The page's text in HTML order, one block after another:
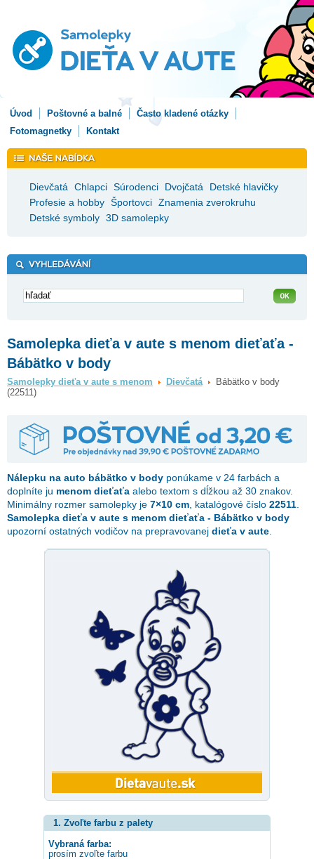
Úvod Poštovné a balné
Často kladené otázky
Fotomagnetky
Kontakt
Dievčatá Chlapci Súrodenci Dvojčatá
Detské hlavičky
Profesie a hobby Športovci Znamenia zverokruhu
Detské symboly 3D samolepky
Samolepka dieťa v aute s menom dieťaťa -
Bábätko v body
Samolepky dieťa v aute s menom Dievčatá
Bábätko v body
(22511)
Nálepku na auto bábätko v body ponúkame v 24 farbách a
doplníte ju menom dieťaťa alebo textom s dĺžkou až 30 znakov.
Minimálny rozmer samolepky je 7×10 cm , katalógové číslo 22511
Samolepka dieťa v aute s menom dieťaťa - Bábätko v body
upozorní ostatných vodičov na prepravovanej dieťa v aute
1. Zvoľte farbu z palety
Vybraná farba:
prosím zvoľte farbu